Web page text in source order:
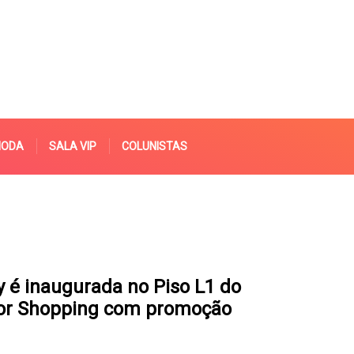
SALA VIP COLUNISTAS
é inaugurada no Piso L1 do
Shopping com promoção